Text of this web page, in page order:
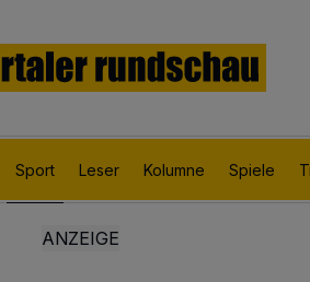
Sport Leser Kolumne Spiele